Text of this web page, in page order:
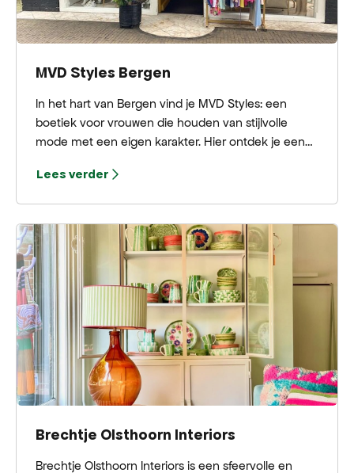
MVD Styles Bergen
In het hart van Bergen vind je MVD Styles: een
boetiek voor vrouwen die houden van stijlvolle
mode met een eigen karakter. Hier ontdek je een
voor sportief, chique, romantisch of juist een
Lees verder
Brechtje Olsthoorn Interiors
Brechtje Olsthoorn Interiors is een sfeervolle en